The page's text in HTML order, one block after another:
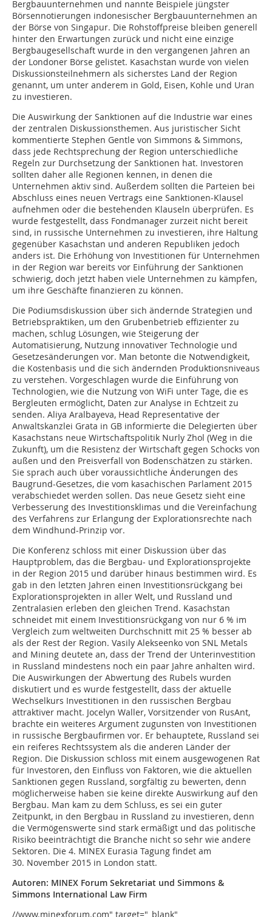
Bergbauunternehmen und nannte Beispiele jüngster
Börsennotierungen indonesischer Bergbauunternehmen an
der Börse von Singapur. Die Rohstoffpreise bleiben generell
hinter den Erwartungen zurück und nicht eine einzige
Bergbaugesellschaft wurde in den vergangenen Jahren an
der Londoner Börse gelistet. Kasachstan wurde von vielen
Diskussionsteilnehmern als sicherstes Land der Region
genannt, um unter anderem in Gold, Eisen, Kohle und Uran
zu investieren.
Die Auswirkung der Sanktionen auf die Industrie war eines
der zentralen Diskussionsthemen. Aus juristischer Sicht
kommentierte Stephen Gentle von Simmons & Simmons,
dass jede Rechtsprechung der Region unterschiedliche
Regeln zur Durchsetzung der Sanktionen hat. Investoren
sollten daher alle Regionen kennen, in denen die
Unternehmen aktiv sind. Außerdem sollten die Parteien bei
Abschluss eines neuen Vertrags eine Sanktionen-Klausel
aufnehmen oder die bestehenden Klauseln überprüfen. Es
wurde festgestellt, dass Fondmanager zurzeit nicht bereit
sind, in russische Unternehmen zu investieren, ihre Haltung
gegenüber Kasachstan und anderen Republiken jedoch
anders ist. Die Erhöhung von Investitionen für Unternehmen
in der Region war bereits vor Einführung der Sanktionen
schwierig, doch jetzt haben viele Unternehmen zu kämpfen,
um ihre Geschäfte finanzieren zu können.
Die Podiumsdiskussion über sich ändernde Strategien und
Betriebspraktiken, um den Grubenbetrieb effizienter zu
machen, schlug Lösungen, wie Steigerung der
Automatisierung, Nutzung innovativer Technologie und
Gesetzesänderungen vor. Man betonte die Notwendigkeit,
die Kostenbasis und die sich ändernden Produktionsniveaus
zu verstehen. Vorgeschlagen wurde die Einführung von
Technologien, wie die Nutzung von WiFi unter Tage, die es
Bergleuten ermöglicht, Daten zur Analyse in Echtzeit zu
senden. Aliya Aralbayeva, Head Representative der
Anwaltskanzlei Grata in GB informierte die Delegierten über
Kasachstans neue Wirtschaftspolitik Nurly Zhol (Weg in die
Zukunft), um die Resistenz der Wirtschaft gegen Schocks von
außen und den Preisverfall von Bodenschätzen zu stärken.
Sie sprach auch über voraussichtliche Änderungen des
Baugrund-Gesetzes, die vom kasachischen Parlament 2015
verabschiedet werden sollen. Das neue Gesetz sieht eine
Verbesserung des Investitionsklimas und die Vereinfachung
des Verfahrens zur Erlangung der Explorationsrechte nach
dem Windhund-Prinzip vor.
Die Konferenz schloss mit einer Diskussion über das
Hauptproblem, das die Bergbau- und Explorationsprojekte
in der Region 2015 und darüber hinaus bestimmen wird. Es
gab in den letzten Jahren einen Investitionsrückgang bei
Explorationsprojekten in aller Welt, und Russland und
Zentralasien erleben den gleichen Trend. Kasachstan
schneidet mit einem Investitionsrückgang von nur 6 % im
Vergleich zum weltweiten Durchschnitt mit 25 % besser ab
als der Rest der Region. Vasily Alekseenko von SNL Metals
and Mining deutete an, dass der Trend der Unterinvestition
in Russland mindestens noch ein paar Jahre anhalten wird.
Die Auswirkungen der Abwertung des Rubels wurden
diskutiert und es wurde festgestellt, dass der aktuelle
Wechselkurs Investitionen in den russischen Bergbau
attraktiver macht. Jocelyn Waller, Vorsitzender von RusAnt,
brachte ein weiteres Argument zugunsten von Investitionen
in russische Bergbaufirmen vor. Er behauptete, Russland sei
ein reiferes Rechtssystem als die anderen Länder der
Region. Die Diskussion schloss mit einem ausgewogenen Rat
für Investoren, den Einfluss von Faktoren, wie die aktuellen
Sanktionen gegen Russland, sorgfältig zu bewerten, denn
möglicherweise haben sie keine direkte Auswirkung auf den
Bergbau. Man kam zu dem Schluss, es sei ein guter
Zeitpunkt, in den Bergbau in Russland zu investieren, denn
die Vermögenswerte sind stark ermäßigt und das politische
Risiko beeinträchtigt die Branche nicht so sehr wie andere
Sektoren. Die 4. MINEX Eurasia Tagung findet am
30. November 2015 in London statt.
Autoren: MINEX Forum Sekretariat und Simmons &
Simmons International Law Firm
//www.minexforum.com" target="_blank"